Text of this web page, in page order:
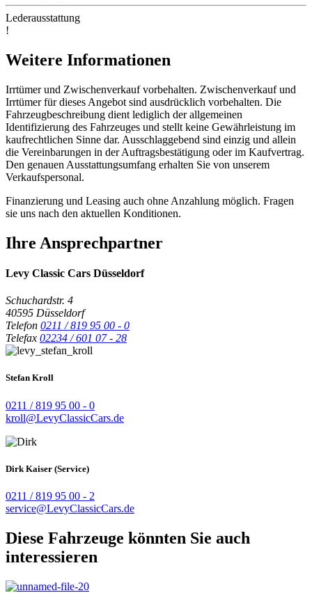
Lederausstattung
!
Weitere Informationen
Irrtümer und Zwischenverkauf vorbehalten. Zwischenverkauf und
Irrtümer für dieses Angebot sind ausdrücklich vorbehalten. Die
Fahrzeugbeschreibung dient lediglich der allgemeinen
Identifizierung des Fahrzeuges und stellt keine Gewährleistung im
kaufrechtlichen Sinne dar. Ausschlaggebend sind einzig und allein
die Vereinbarungen in der Auftragsbestätigung oder im Kaufvertrag.
Den genauen Ausstattungsumfang erhalten Sie von unserem
Verkaufspersonal.
Finanzierung und Leasing auch ohne Anzahlung möglich. Fragen
sie uns nach den aktuellen Konditionen.
Ihre Ansprechpartner
Levy Classic Cars Düsseldorf
Schuchardstr. 4
40595 Düsseldorf
Telefon 0211 / 819 95 00 - 0
Telefax 02234 / 601 07 - 28
Stefan Kroll
0211 / 819 95 00 - 0
kroll@LevyClassicCars.de
Dirk Kaiser (Service)
0211 / 819 95 00 - 2
service@LevyClassicCars.de
Diese Fahrzeuge könnten Sie auch
interessieren